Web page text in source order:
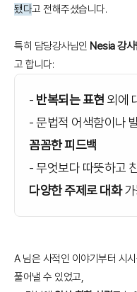
됐다고 전해주셨습니다.
특히 담당강사님인 Nesia 강사
고 합니다:
- 반복되는 표현 외에
- 문법적 어색함이나
꼼꼼한 피드백
- 무엇보다 따뜻하고
다양한 주제로 대화가
A 님은 사적인 이야기부터 시
풀어낼 수 있었고,